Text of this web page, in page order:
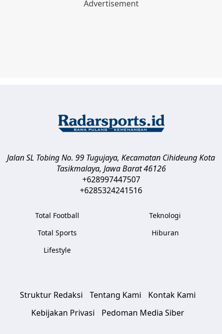
Jalan SL Tobing No. 99 Tugujaya, Kecamatan CihideungKota
Tasikmalaya, Jawa Barat 46126
+628997447507
+6285324241516
Total Football
Total Sports
Lifestyle
Teknologi
Hiburan
Struktur Redaksi Tentang Kami
Kontak Kami
Kebijakan Privasi
Pedoman Media Siber